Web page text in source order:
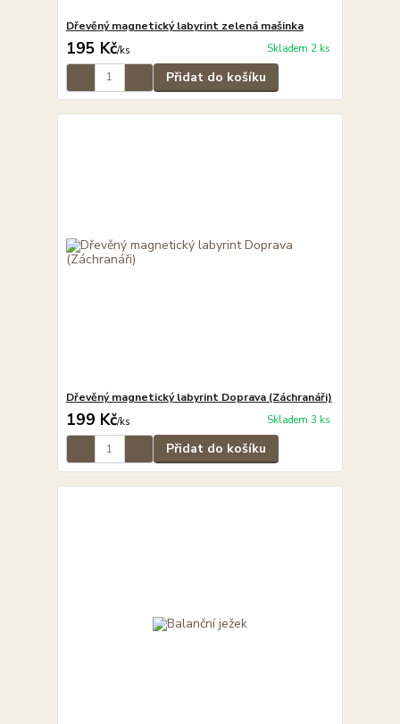
Dřevěný magnetický labyrint zelená mašinka
195 Kč/ks Skladem 2 ks
Přidat do košíku
Dřevěný magnetický labyrint Doprava (Záchranáři)
199 Kč/ks Skladem 3 ks
Přidat do košíku